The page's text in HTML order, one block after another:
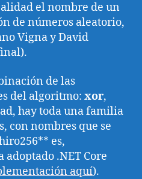
el nombre de un
de números aleatorio,
Vigna y David
de las
del algoritmo: xor,
hay toda una familia
con nombres que se
es,
.NET Core
aquí).